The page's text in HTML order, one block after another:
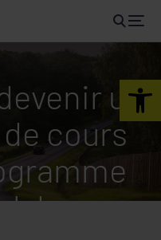
un
cours
de